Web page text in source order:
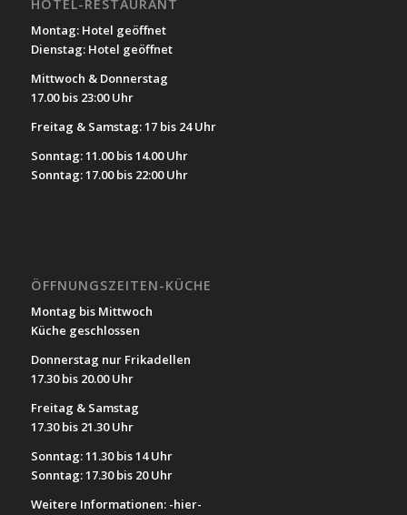
HOTEL-RESTAURANT
Montag: Hotel geöffnet
Dienstag: Hotel geöffnet
Mittwoch & Donnerstag
17.00 bis 23:00 Uhr
Freitag & Samstag: 17 bis 24 Uhr
Sonntag: 11.00 bis 14.00 Uhr
Sonntag: 17.00 bis 22:00 Uhr
ÖFFNUNGSZEITEN-KÜCHE
Montag bis Mittwoch
Küche geschlossen
Donnerstag nur Frikadellen
17.30 bis 20.00 Uhr
Freitag & Samstag
17.30 bis 21.30 Uhr
Sonntag: 11.30 bis 14 Uhr
Sonntag: 17.30 bis 20 Uhr
Weitere Informationen: -hier-